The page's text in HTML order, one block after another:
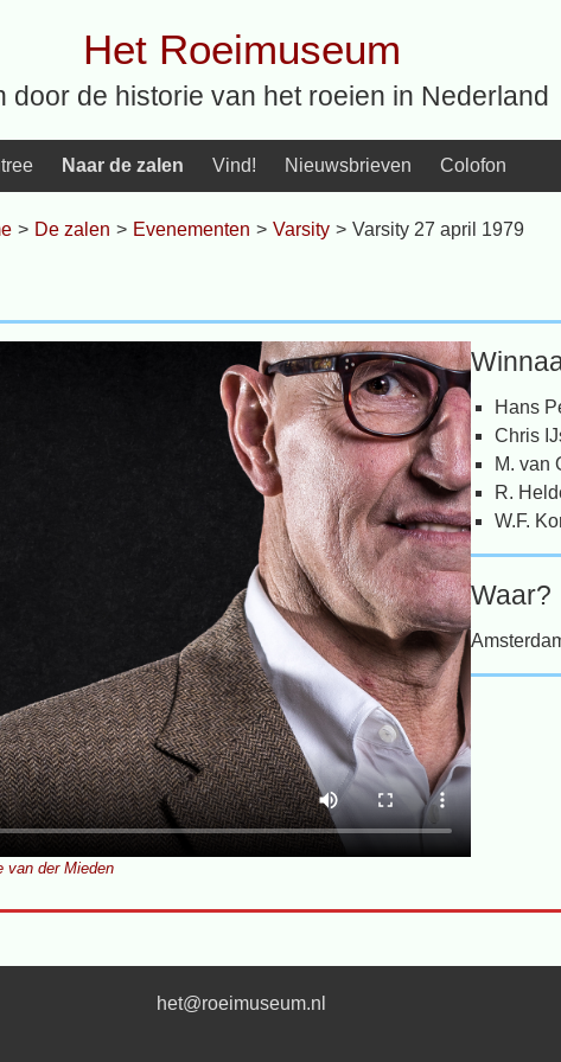
Het Roeimuseum
door de historie van het roeien in Nederland
Naar de zalen Vind! Nieuwsbrieven Colofon
> De zalen > Evenementen > Varsity > Varsity 27 april 1979
van der Mieden
Hans
Chris
M. van
R.
W.F.
Waar?
het@roeimuseum.nl